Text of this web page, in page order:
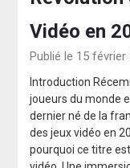
Vidéo en
Publié le 15 février
Introduction
joueurs du monde
dernier né de la
des jeux vidéo en
pourquoi ce titre